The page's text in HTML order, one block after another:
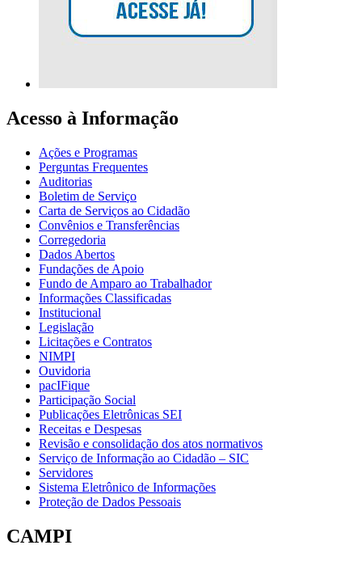
Acesso à Informação
Ações e Programas
Perguntas Frequentes
Auditorias
Boletim de Serviço
Carta de Serviços ao Cidadão
Convênios e Transferências
Corregedoria
Dados Abertos
Fundações de Apoio
Fundo de Amparo ao Trabalhador
Informações Classificadas
Institucional
Legislação
Licitações e Contratos
NIMPI
Ouvidoria
pacIFique
Participação Social
Publicações Eletrônicas SEI
Receitas e Despesas
Revisão e consolidação dos atos normativos
Serviço de Informação ao Cidadão – SIC
Servidores
Sistema Eletrônico de Informações
Proteção de Dados Pessoais
CAMPI